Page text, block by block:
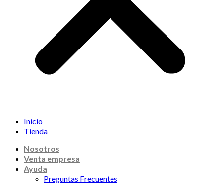
Inicio
Tienda
Nosotros
Venta empresa
Ayuda
Preguntas Frecuentes